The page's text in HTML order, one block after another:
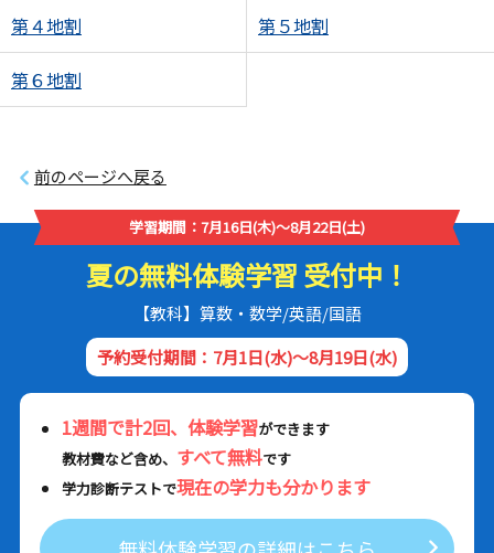
第４地割 第５地割
第６地割
前のページへ戻る
学習期間：7月16日(木)～8月22日(土)
夏の無料体験学習 受付中！
【教科】算数・数学/英語/国語
予約受付期間：7月1日(水)～8月19日(水)
1週間で計2回、体験学習ができます
教材費など含め、 すべて無料です
学力診断テストで現在の学力も分かります